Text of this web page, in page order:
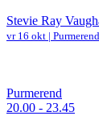
Stevie Ray
vr 16 okt | Purmerend
Purmerend
20.00 - 23.45